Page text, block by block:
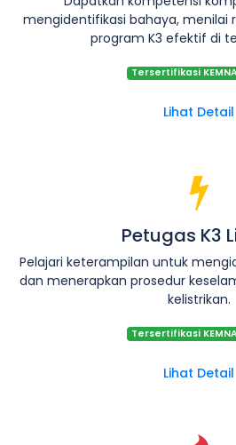
mengidentifikasi bahaya, menilai
program K3 efektif di
Tersertifikasi
Lihat Detail
Petugas K3
Pelajari keterampilan untuk
dan menerapkan prosedur
kelistrikan.
Tersertifikasi
Lihat Detail